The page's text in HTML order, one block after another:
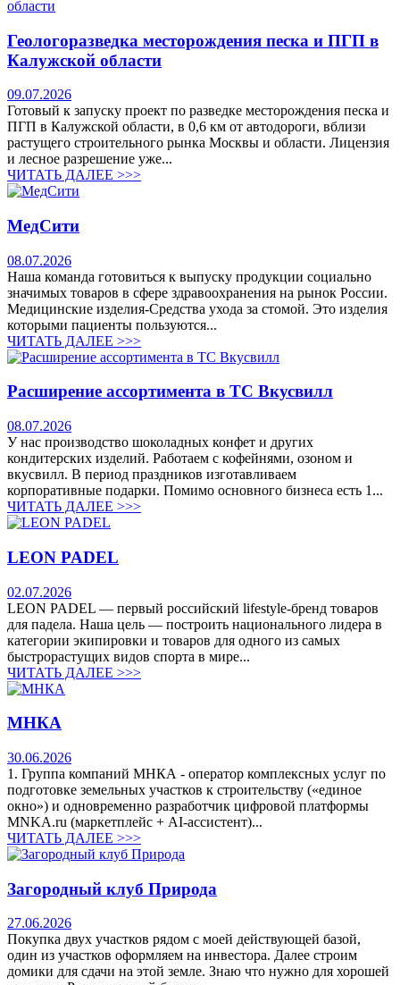
Геологоразведка месторождения песка и ПГП в
Калужской области
09.07.2026
Готовый к запуску проект по разведке месторождения песка и
ПГП в Калужской области, в 0,6 км от автодороги, вблизи
растущего строительного рынка Москвы и области. Лицензия
и лесное разрешение уже...
ЧИТАТЬ ДАЛЕЕ >>>
МедСити
08.07.2026
Наша команда готовиться к выпуску продукции социально
значимых товаров в сфере здравоохранения на рынок России.
Медицинские изделия-Средства ухода за стомой. Это изделия
которыми пациенты пользуются...
ЧИТАТЬ ДАЛЕЕ >>>
Расширение ассортимента в ТС Вкусвилл
08.07.2026
У нас производство шоколадных конфет и других
кондитерских изделий. Работаем с кофейнями, озоном и
вкусвилл. В период праздников изготавливаем
корпоративные подарки. Помимо основного бизнеса есть 1...
ЧИТАТЬ ДАЛЕЕ >>>
LEON PADEL
02.07.2026
LEON PADEL — первый российский lifestyle-бренд товаров
для падела. Наша цель — построить национального лидера в
категории экипировки и товаров для одного из самых
быстрорастущих видов спорта в мире...
ЧИТАТЬ ДАЛЕЕ >>>
МНКА
30.06.2026
1. Группа компаний МНКА - оператор комплексных услуг по
подготовке земельных участков к строительству («единое
окно») и одновременно разработчик цифровой платформы
MNKA.ru (маркетплейс + AI-ассистент)...
ЧИТАТЬ ДАЛЕЕ >>>
Загородный клуб Природа
27.06.2026
Покупка двух участков рядом с моей действующей базой,
один из участков оформляем на инвестора. Далее строим
домики для сдачи на этой земле. Знаю что нужно для хорошей